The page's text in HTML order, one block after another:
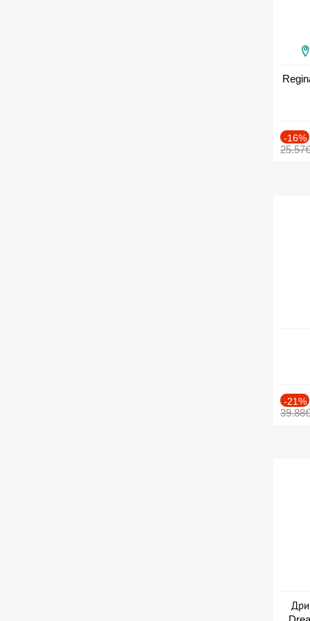
-16%
25.57€
-21%
39.88€